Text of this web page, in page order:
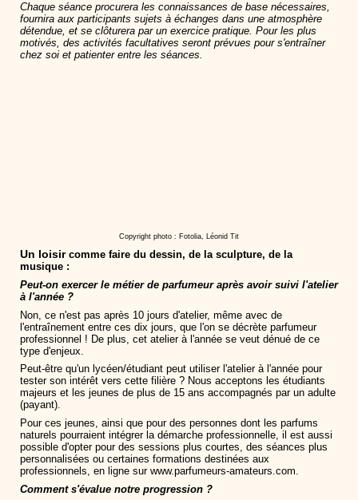
Chaque séance procurera les connaissances de base nécessaires,
fournira aux participants sujets à échanges dans une atmosphère
détendue, et se clôturera par un exercice pratique. Pour les plus
motivés, des activités facultatives seront prévues pour s'entraîner
chez soi et patienter entre les séances.
Copyright photo : Fotolia, Léonid Tit
Un loisircomme faire du dessin, de la sculpture, de la
musique :
Peut-on exercer le métier de parfumeur après avoir suivi l'atelier
à l'année ?
Non, ce n'est pas après 10 jours d'atelier, même avec de
l'entraînement entre ces dix jours, que l'on se décrète parfumeur
professionnel ! De plus, cet atelier à l'année se veut dénué de ce
type d'enjeux.
Peut-être qu'un lycéen/étudiant peut utiliser l'atelier à l'année pour
tester son intérêt vers cette filière ? Nous acceptons les étudiants
majeurs et les jeunes de plus de 15 ans accompagnés par un adulte
(payant).
Pour ces jeunes, ainsi que pour des personnes dont les parfums
naturels pourraient intégrer la démarche professionnelle, il est aussi
possible d'opter pour des sessions plus courtes, des séances plus
personnalisées ou certaines formations destinées aux
professionnels, en ligne sur www.parfumeurs-amateurs.com.
Comment s'évalue notre progression ?